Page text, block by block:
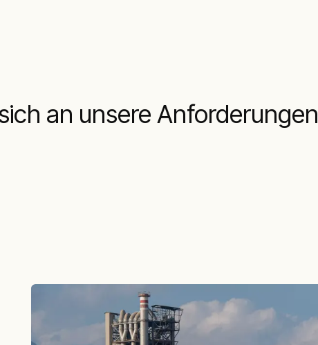
an unsere Anforderungen